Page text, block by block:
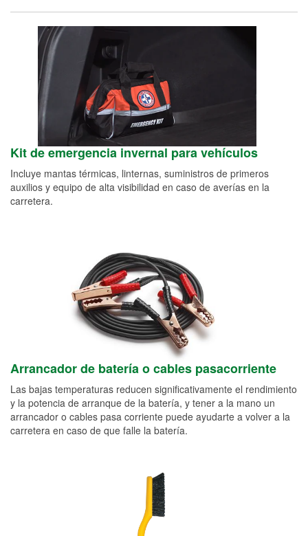
Kit de emergencia invernal para vehículos
Incluye mantas térmicas, linternas, suministros de primeros
auxilios y equipo de alta visibilidad en caso de averías en la
carretera.
Arrancador de batería o cables pasacorriente
Las bajas temperaturas reducen significativamente el rendimiento
y la potencia de arranque de la batería, y tener a la mano un
arrancador o cables pasa corriente puede ayudarte a volver a la
carretera en caso de que falle la batería.